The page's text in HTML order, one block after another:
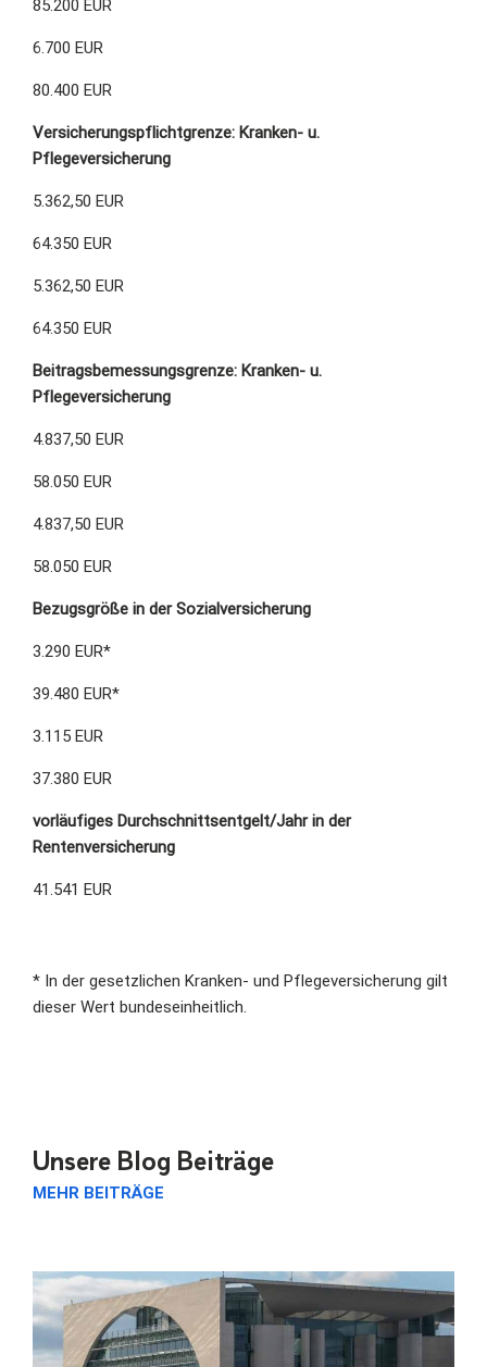
85.200 EUR
6.700 EUR
80.400 EUR
Versicherungspflichtgrenze: Kranken- u.
Pflegeversicherung
5.362,50 EUR
64.350 EUR
5.362,50 EUR
64.350 EUR
Beitragsbemessungsgrenze: Kranken- u.
Pflegeversicherung
4.837,50 EUR
58.050 EUR
4.837,50 EUR
58.050 EUR
Bezugsgröße in der Sozialversicherung
3.290 EUR*
39.480 EUR*
3.115 EUR
37.380 EUR
vorläufiges Durchschnittsentgelt/Jahr in der
Rentenversicherung
41.541 EUR
* In der gesetzlichen Kranken- und Pflegeversicherung gilt
dieser Wert bundeseinheitlich.
Unsere Blog Beiträge
MEHR BEITRÄGE